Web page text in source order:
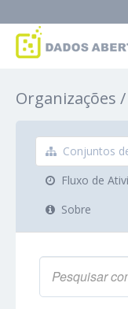
Grupos
Sobre
Organizações
Conjuntos
Fluxo de
Sobre